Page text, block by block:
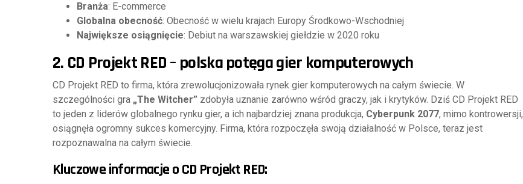
Branża: E-commerce
Globalna obecność: Obecność w wielu krajach Europy Środkowo-Wschodniej
Największe osiągnięcie: Debiut na warszawskiej giełdzie w 2020 roku
2. CD Projekt RED – polska potęga gier komputerowych
CD Projekt RED to firma, która zrewolucjonizowała rynek gier komputerowych na całym świecie. W
szczególności gra „The Witcher” zdobyła uznanie zarówno wśród graczy, jak i krytyków. Dziś CD Projekt RED
to jeden z liderów globalnego rynku gier, a ich najbardziej znana produkcja, Cyberpunk 2077, mimo kontrowersji,
osiągnęła ogromny sukces komercyjny. Firma, która rozpoczęła swoją działalność w Polsce, teraz jest
rozpoznawalna na całym świecie.
Kluczowe informacje o CD Projekt RED: